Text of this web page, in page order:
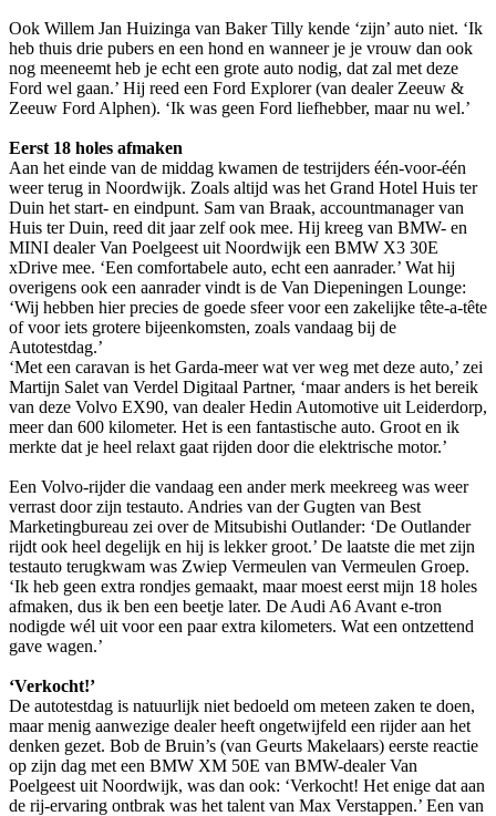
Ook Willem Jan Huizinga van Baker Tilly kende ‘zijn’ auto niet. ‘Ik
heb thuis drie pubers en een hond en wanneer je je vrouw dan ook
nog meeneemt heb je echt een grote auto nodig, dat zal met deze
Ford wel gaan.’ Hij reed een Ford Explorer (van dealer Zeeuw &
Zeeuw Ford Alphen). ‘Ik was geen Ford liefhebber, maar nu wel.’
Eerst 18 holes afmaken
Aan het einde van de middag kwamen de testrijders één-voor-één
weer terug in Noordwijk. Zoals altijd was het Grand Hotel Huis ter
Duin het start- en eindpunt. Sam van Braak, accountmanager van
Huis ter Duin, reed dit jaar zelf ook mee. Hij kreeg van BMW- en
MINI dealer Van Poelgeest uit Noordwijk een BMW X3 30E
xDrive mee. ‘Een comfortabele auto, echt een aanrader.’ Wat hij
overigens ook een aanrader vindt is de Van Diepeningen Lounge:
‘Wij hebben hier precies de goede sfeer voor een zakelijke tête-a-tête
of voor iets grotere bijeenkomsten, zoals vandaag bij de
Autotestdag.’
‘Met een caravan is het Garda-meer wat ver weg met deze auto,’ zei
Martijn Salet van Verdel Digitaal Partner, ‘maar anders is het bereik
van deze Volvo EX90, van dealer Hedin Automotive uit Leiderdorp,
meer dan 600 kilometer. Het is een fantastische auto. Groot en ik
merkte dat je heel relaxt gaat rijden door die elektrische motor.’
Een Volvo-rijder die vandaag een ander merk meekreeg was weer
verrast door zijn testauto. Andries van der Gugten van Best
Marketingbureau zei over de Mitsubishi Outlander: ‘De Outlander
rijdt ook heel degelijk en hij is lekker groot.’ De laatste die met zijn
testauto terugkwam was Zwiep Vermeulen van Vermeulen Groep.
‘Ik heb geen extra rondjes gemaakt, maar moest eerst mijn 18 holes
afmaken, dus ik ben een beetje later. De Audi A6 Avant e-tron
nodigde wél uit voor een paar extra kilometers. Wat een ontzettend
gave wagen.’
‘Verkocht!’
De autotestdag is natuurlijk niet bedoeld om meteen zaken te doen,
maar menig aanwezige dealer heeft ongetwijfeld een rijder aan het
denken gezet. Bob de Bruin’s (van Geurts Makelaars) eerste reactie
op zijn dag met een BMW XM 50E van BMW-dealer Van
Poelgeest uit Noordwijk, was dan ook: ‘Verkocht! Het enige dat aan
de rij-ervaring ontbrak was het talent van Max Verstappen.’ Een van